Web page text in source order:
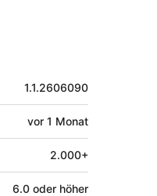
1.1.2606090
vor 1 Monat
2.000+
6.0 oder höher